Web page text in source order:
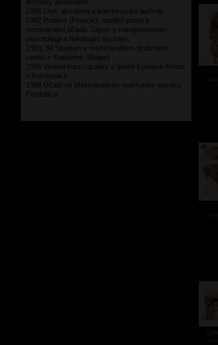
techniky akvarelem
1986 Lept, akvatinta a kombinování technik
1992 Poitiers (Francie), studijní pobyt s
mezinárodní účastí. Zájem o transpersonální
psychologii a holotropní dýchání.
1993, 94 Studium v mezinárodním grafickém
centru v Kasterlee (Belgie)
1995 Vedení kurzu grafiky v galerii Epreuve Artiste
v Antverpách
1998 Účast na Mezinárodním malířském plenéru
Pardubice